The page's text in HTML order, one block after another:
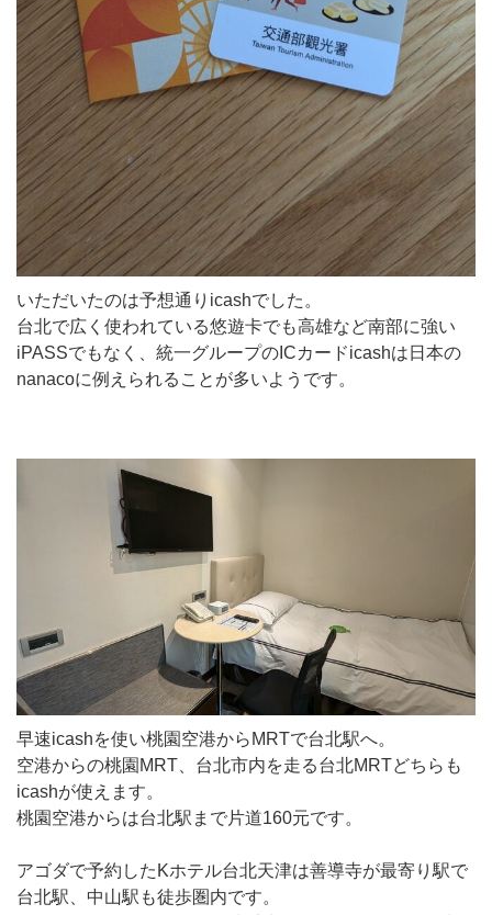
いただいたのは予想通りicashでした。
台北で広く使われている悠遊卡でも高雄など南部に強い
iPASSでもなく、統一グループのICカードicashは日本の
nanacoに例えられることが多いようです。
早速icashを使い桃園空港からMRTで台北駅へ。
空港からの桃園MRT、台北市内を走る台北MRTどちらも
icashが使えます。
桃園空港からは台北駅まで片道160元です。
アゴダで予約したKホテル台北天津は善導寺が最寄り駅で
台北駅、中山駅も徒歩圏内です。